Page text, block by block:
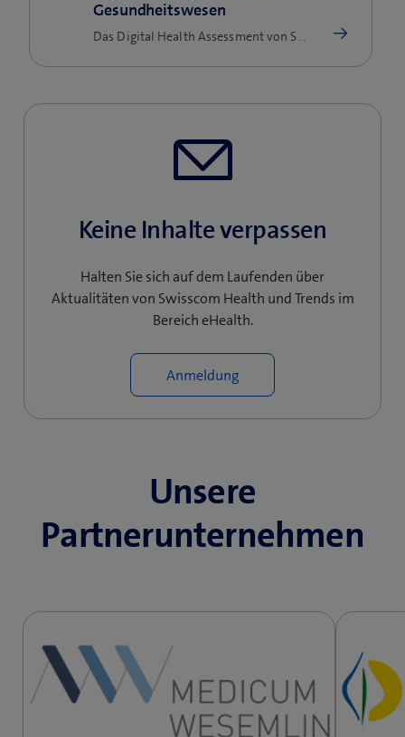
Gesundheitswesen
Das Digital Health Assessment von Swisscom identifiziert, wo Investitionen in Digitalisierungsvorhaben für das…
Keine Inhalte verpassen
Halten Sie sich auf dem Laufenden über
Aktualitäten von Swisscom Health und Trends im
Bereich eHealth.
Anmeldung
Unsere
Partnerunternehmen